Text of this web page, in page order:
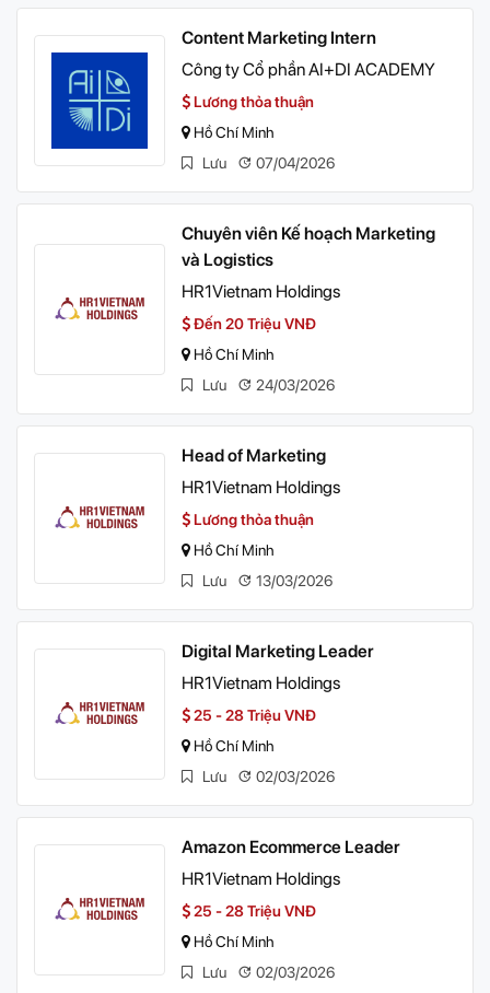
Content Marketing Intern
Công ty Cổ phần AI+DI ACADEMY
Lương thỏa thuận
Hồ Chí Minh
Lưu
07/04/2026
Chuyên viên Kế hoạch Marketing
và Logistics
HR1Vietnam Holdings
Đến 20 Triệu VNĐ
Hồ Chí Minh
Lưu
24/03/2026
Head of Marketing
HR1Vietnam Holdings
Lương thỏa thuận
Hồ Chí Minh
Lưu
13/03/2026
Digital Marketing Leader
HR1Vietnam Holdings
25 - 28 Triệu VNĐ
Hồ Chí Minh
Lưu
02/03/2026
Amazon Ecommerce Leader
HR1Vietnam Holdings
25 - 28 Triệu VNĐ
Hồ Chí Minh
Lưu
02/03/2026